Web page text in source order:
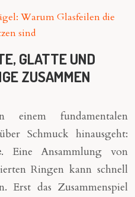
Warum Glasfeilen die
sind
GLATTE UND
ZUSAMMEN
fundamentalen
Schmuck hinausgeht:
. Eine Ansammlung von
Ringen kann schnell
das Zusammenspiel